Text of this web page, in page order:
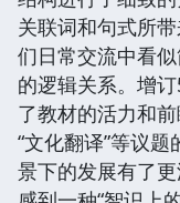
关联词和句式所
们日常交流中看
的逻辑关系。增
了教材的活力和
“文化翻译”等议
景下的发展有了